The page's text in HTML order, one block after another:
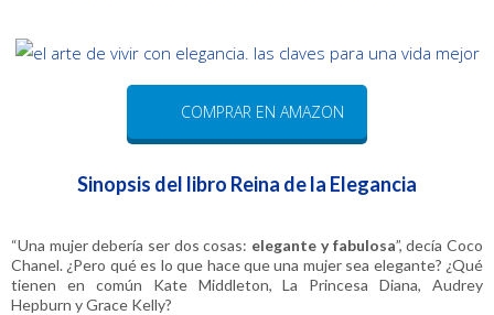
COMPRAR EN AMAZON
Sinopsis del libro Reina de la Elegancia
“Una mujer debería ser dos cosas: elegante y fabulosa”, decía Coco
Chanel. ¿Pero qué es lo que hace que una mujer sea elegante? ¿Qué
tienen en común Kate Middleton, La Princesa Diana, Audrey
Hepburn y Grace Kelly?